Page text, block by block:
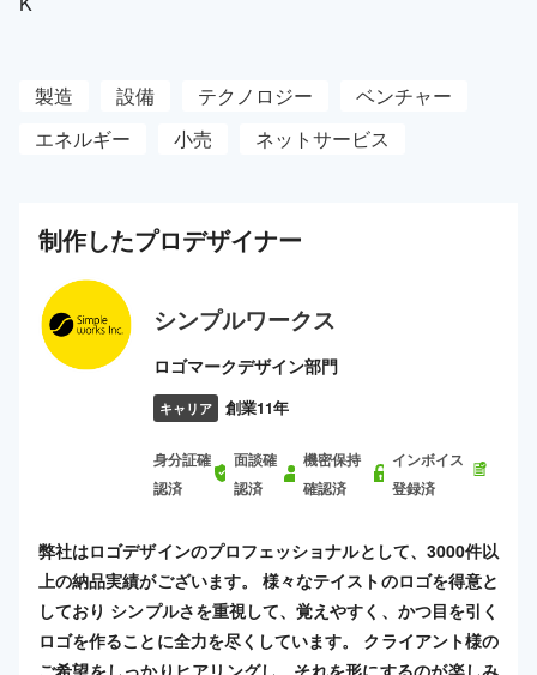
製造 設備 テクノロジー
ベンチャー
エネルギー
小売 ネットサービス
制作したプロデザイナー
シンプルワークス
ロゴマークデザイン部門
キャリア 創業11年
身分証確
認済
面談確
認済
機密保持
確認済
インボイス
登録済
弊社はロゴデザインのプロフェッショナルとして、3000件以
上の納品実績がございます。 様々なテイストのロゴを得意と
しており シンプルさを重視して、覚えやすく、かつ目を引く
ロゴを作ることに全力を尽くしています。 クライアント様の
ご希望をしっかりヒアリングし、それを形にするのが楽しみ